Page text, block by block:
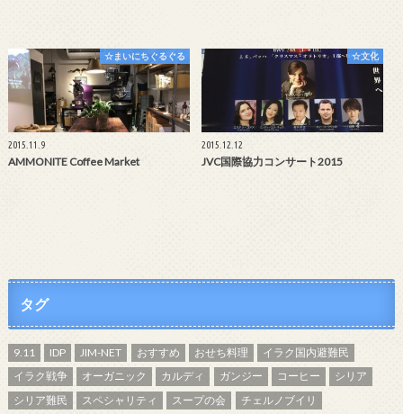
☆まいにちぐるぐる
2015.11.9
AMMONITE Coffee Market
☆文化
2015.12.12
JVC国際協力コンサート2015
タグ
9.11 IDP JIM-NET おすすめ おせち料理
イラク国内避難民
イラク戦争
オーガニック カルディ ガンジー コーヒー
シリア
シリア難民
スペシャリティ スープの会
チェルノブイリ